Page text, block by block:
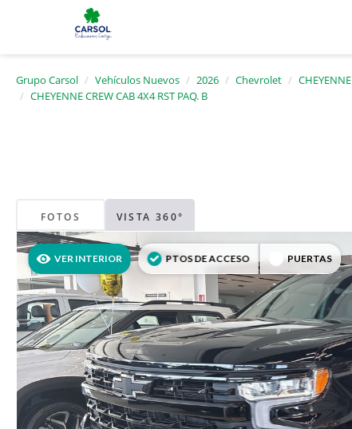
Grupo Carsol Vehículos Nuevos 2026 Chevrolet
CHEYENNE
CHEYENNE CREW CAB 4X4 RST PAQ. B
FOTOS VISTA 360°